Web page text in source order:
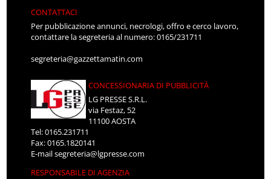
CONTATTACI
Per pubblicazione annunci, necrologi, offro e cerco lavoro,
contattare la segreteria al numero: 0165/231711
segreteria@gazzettamatin.com
CONCESSIONARIA DI PUBBLICITÀ
LG PRESSE S.R.L.
via Festaz, 52
11100 AOSTA
Tel: 0165.231711
Fax: 0165.1820141
E-mailsegreteria@lgpresse.com
RESPONSABILE DI AGENZIA